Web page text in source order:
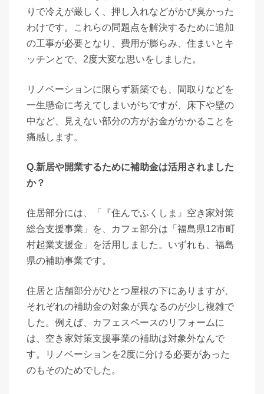
りで冷えが厳しく、押し入れなどがかび臭かった
わけです。これらの問題点を解決するために追加
の工事が必要となり、費用が膨らみ、住まいとキ
ッチンとで、2度大変な思いをしました。
リノベーションに限らず新築でも、間取りなどを
一生懸命に考えてしまいがちですが、床下や壁の
中など、見えない部分の方がお金がかかることを
痛感します。
Q.新居や開業するために補助金は活用されました
か？
住居部分には、「『住んでふくしま』空き家対策
総合支援事業」を、カフェ部分は「福島県12市町
村起業支援金」を活用しました。いずれも、福島
県の補助事業です。
住居と店舗部分がひとつ屋根の下にありますが、
それぞれの補助金の対象が異なるのが少し複雑で
した。例えば、カフェスペースのリフォームに
は、空き家対策支援事業の補助は対象外なんで
す。リノベーションを2度に分ける必要があった
のもそのためでした。